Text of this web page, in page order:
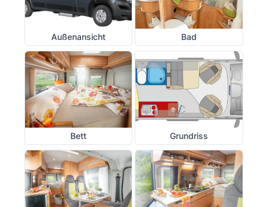
Außenansicht Bad
Bett Grundriss